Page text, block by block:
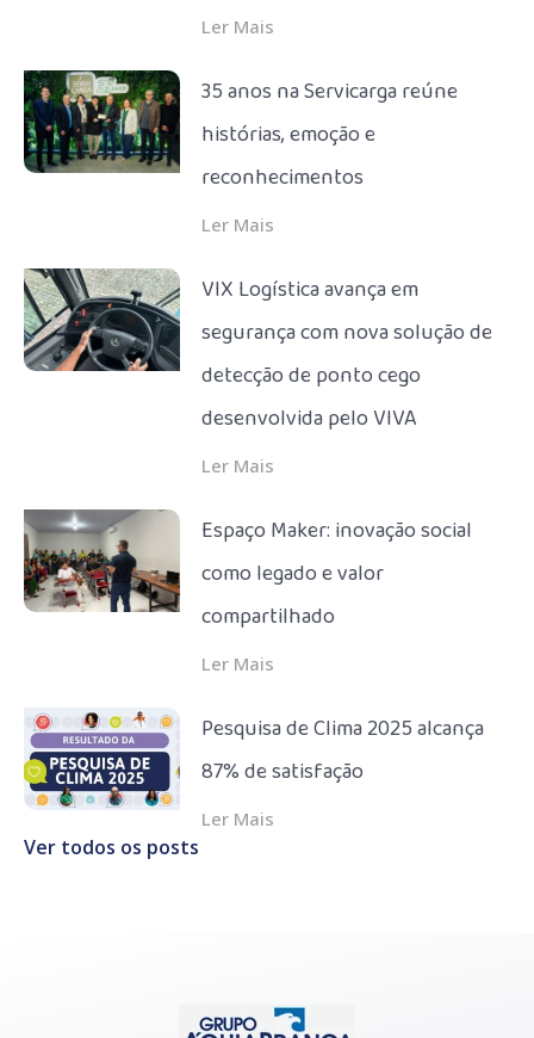
Ler Mais
35 anos na Servicarga reúne
histórias, emoção e
reconhecimentos
Ler Mais
VIX Logística avança em
segurança com nova solução de
detecção de ponto cego
desenvolvida pelo VIVA
Ler Mais
Espaço Maker: inovação social
como legado e valor
compartilhado
Ler Mais
Pesquisa de Clima 2025 alcança
87% de satisfação
Ler Mais
Ver todos os posts